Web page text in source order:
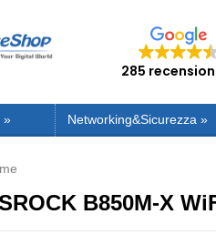
285
» Networking&Sicurezza »
B850M-X